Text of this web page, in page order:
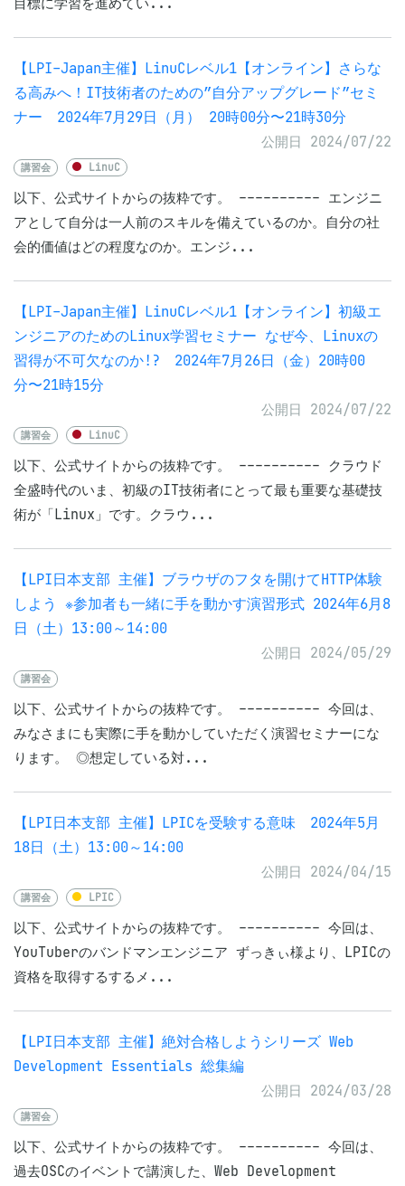
【LPI-Japan主催】LinuCレベル1【オンライン】さらな
る高みへ！IT技術者のための”自分アップグレード”セミ
ナー 2024年7月29日（月） 20時00分〜21時30分
公開日 2024/07/22
講習会 LinuC
以下、公式サイトからの抜粋です。 ---------- エンジニ
アとして自分は一人前のスキルを備えているのか。自分の社
会的価値はどの程度なのか。エンジ...
【LPI-Japan主催】LinuCレベル1【オンライン】初級エ
ンジニアのためのLinux学習セミナー なぜ今、Linuxの
習得が不可欠なのか!? 2024年7月26日（金）20時00
分〜21時15分
公開日 2024/07/22
講習会 LinuC
以下、公式サイトからの抜粋です。 ---------- クラウド
全盛時代のいま、初級のIT技術者にとって最も重要な基礎技
術が「Linux」です。クラウ...
【LPI日本支部 主催】ブラウザのフタを開けてHTTP体験
しよう ※参加者も一緒に手を動かす演習形式 2024年6月8
日（土）13:00～14:00
公開日 2024/05/29
講習会
以下、公式サイトからの抜粋です。 ---------- 今回は、
みなさまにも実際に手を動かしていただく演習セミナーにな
ります。 ◎想定している対...
【LPI日本支部 主催】LPICを受験する意味 2024年5月
18日（土）13:00～14:00
公開日 2024/04/15
講習会 LPIC
以下、公式サイトからの抜粋です。 ---------- 今回は、
YouTuberのバンドマンエンジニア ずっきぃ様より、LPICの
資格を取得するするメ...
【LPI日本支部 主催】絶対合格しようシリーズ Web
Development Essentials 総集編
公開日 2024/03/28
講習会
以下、公式サイトからの抜粋です。 ---------- 今回は、
過去OSCのイベントで講演した、Web Development